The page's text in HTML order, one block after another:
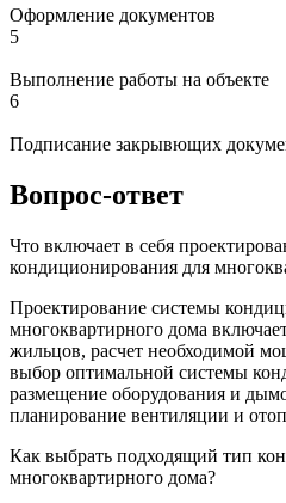
Оформление документов
5
Выполнение работы на объекте
6
Подписание закрывющих
Вопрос-ответ
Что включает в себя
кондиционирования для
Проектирование системы
многоквартирного дома
жильцов, расчет необходимой
выбор оптимальной системы
размещение оборудования и
планирование вентиляции и
Как выбрать подходящий тип
многоквартирного дома?